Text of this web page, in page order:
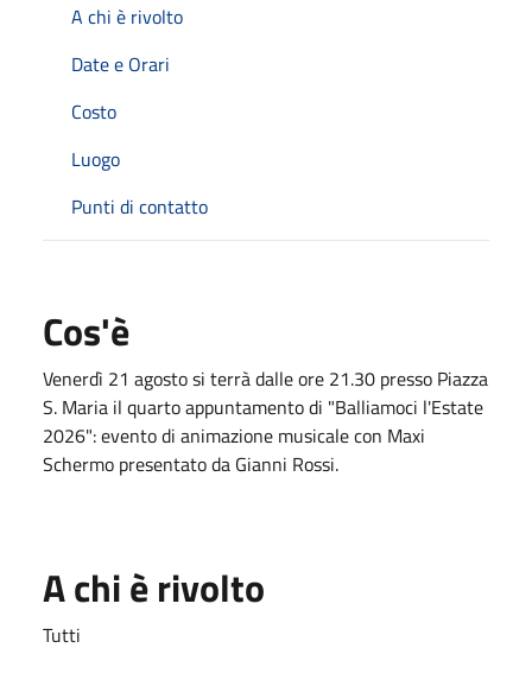
A chi è rivolto
Date e Orari
Costo
Luogo
Punti di contatto
Cos'è
Venerdì 21 agosto si terrà dalle ore 21.30 presso Piazza
S. Maria il quarto appuntamento di "Balliamoci l'Estate
2026": evento di animazione musicale con Maxi
Schermo presentato da Gianni Rossi.
A chi è rivolto
Tutti